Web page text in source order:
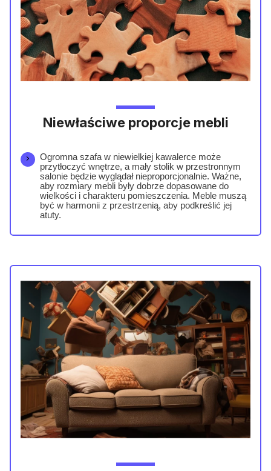
Niewłaściwe proporcje mebli
Ogromna szafa w niewielkiej kawalerce może
przytłoczyć wnętrze, a mały stolik w przestronnym
salonie będzie wyglądał nieproporcjonalnie. Ważne,
aby rozmiary mebli były dobrze dopasowane do
wielkości i charakteru pomieszczenia. Meble muszą
być w harmonii z przestrzenią, aby podkreślić jej
atuty.